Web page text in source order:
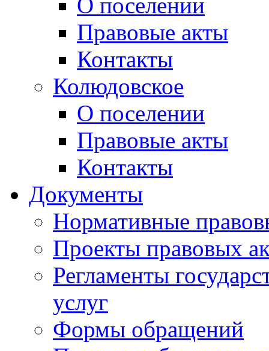
Правовые акты
Контакты
Колюдовское
О поселении
Правовые акты
Контакты
Документы
Нормативные
Проекты правовых
Регламенты
услуг
Формы обращений